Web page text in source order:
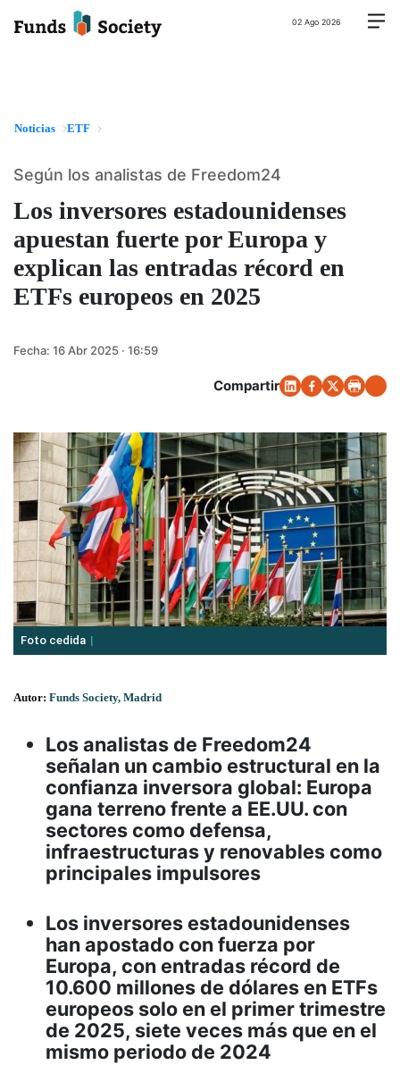
02 Ago 2026
Noticias ETF
Los inversores estadounidenses
apuestan fuerte por Europa y
explican las entradas récord en
ETFs europeos en 2025
Según los analistas de Freedom24
Fecha: 16 Abr 2025 · 16:59
Compartir
Foto cedida
Autor: Funds Society, Madrid
Los analistas de Freedom24
señalan un cambio estructural en la
confianza inversora global: Europa
gana terreno frente a EE.UU. con
sectores como defensa,
infraestructuras y renovables como
principales impulsores
Los inversores estadounidenses
han apostado con fuerza por
Europa, con entradas récord de
10.600 millones de dólares en ETFs
europeos solo en el primer trimestre
de 2025, siete veces más que en el
mismo periodo de 2024